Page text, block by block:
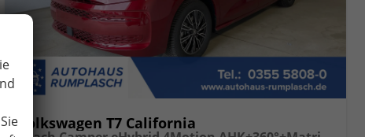
Volkswagen T7 California